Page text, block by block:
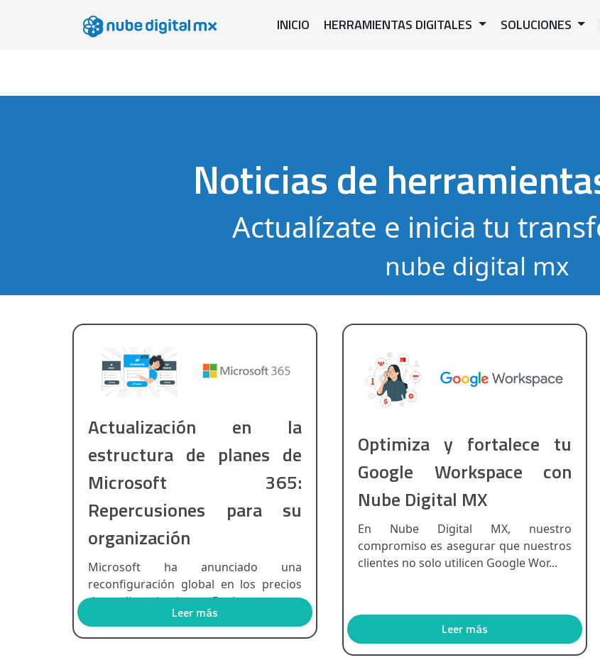
INICIO HERRAMIENTAS DIGITALES SOLUCIONES
Noticias de
Actualízate e inicia tu
nube digital mx
Actualización en la
estructura de planes de
Microsoft 365:
Repercusiones para su
organización
Microsoft ha anunciado una
reconfiguración global en los precios
de sus licenciamientos Busin...
Leer más
Optimiza y fortalece tu
Google Workspace con
Nube Digital MX
En Nube Digital MX, nuestro
compromiso es asegurar que nuestros
clientes no solo utilicen Google Wor...
Leer más